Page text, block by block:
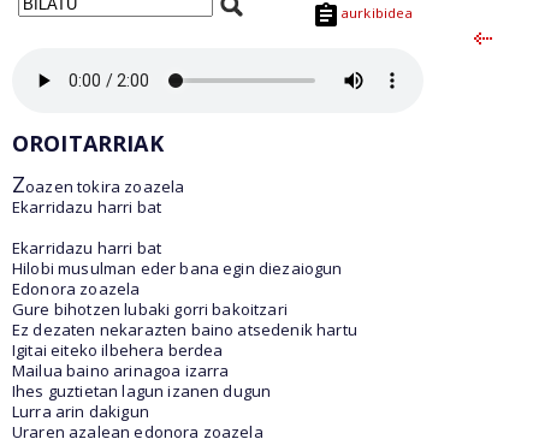
aurkibidea
OROITARRIAK
Zoazen tokira zoazela
Ekarridazu harri bat
Ekarridazu harri bat
Hilobi musulman eder bana egin diezaiogun
Edonora zoazela
Gure bihotzen lubaki gorri bakoitzari
Ez dezaten nekarazten baino atsedenik hartu
Igitai eiteko ilbehera berdea
Mailua baino arinagoa izarra
Ihes guztietan lagun izanen dugun
Lurra arin dakigun
Uraren azalean edonora zoazela